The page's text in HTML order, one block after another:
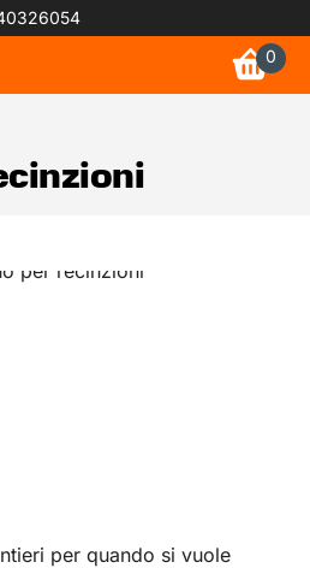
0
per quando si vuole